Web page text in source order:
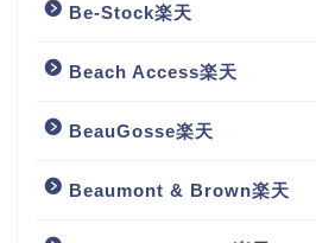
Be-Stock楽天
Beach Access楽天
BeauGosse楽天
Beaumont & Brown楽天